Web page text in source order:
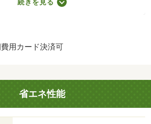
等：町内会費３００円／月・【２０２
ＩＨコンロ付きキッチンやクローゼッ
スなど充実。最寄駅も徒歩圏内で周辺
続きを見る
用カード決済可
省エネ性能